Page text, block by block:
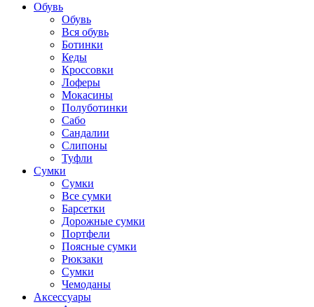
Обувь
Обувь
Вся обувь
Ботинки
Кеды
Кроссовки
Лоферы
Мокасины
Полуботинки
Сабо
Сандалии
Слипоны
Туфли
Сумки
Сумки
Все сумки
Барсетки
Дорожные сумки
Портфели
Поясные сумки
Рюкзаки
Сумки
Чемоданы
Аксессуары